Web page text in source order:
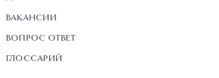
ВАКАНСИИ
ВОПРОС ОТВЕТ
ГЛОССАРИЙ